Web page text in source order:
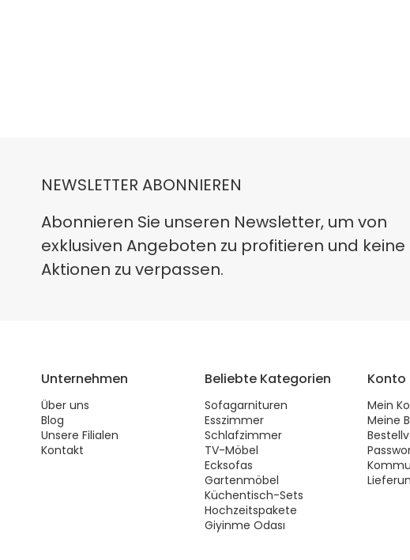
NEWSLETTER ABONNIEREN
Abonnieren Sie unseren Newsletter, um von
exklusiven Angeboten zu profitieren und keine
Aktionen zu verpassen.
Unternehmen
Über uns
Blog
Unsere Filialen
Kontakt
Beliebte Kategorien
Sofagarnituren
Esszimmer
Schlafzimmer
TV-Möbel
Ecksofas
Gartenmöbel
Küchentisch-Sets
Hochzeitspakete
Giyinme Odası
Konto
Mein
Meine